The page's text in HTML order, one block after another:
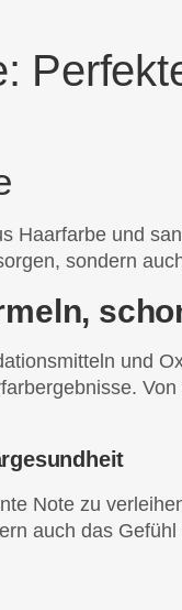
Haarfarbe und
sondern
und
Note zu
auch das